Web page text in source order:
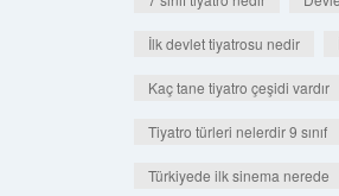
İlk devlet tiyatrosu nedir
Kaç tane tiyatro çeşidi vardır
Tiyatro türleri nelerdir 9 sınıf
Türkiyede ilk sinema nerede